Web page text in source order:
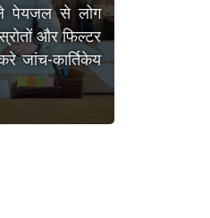
पेयजल से लोग
और फिल्टर
जांच-कार्तिकेय